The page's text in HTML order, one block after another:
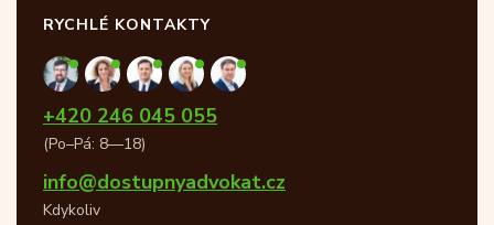
RYCHLÉ KONTAKTY
+420 246 045 055
(Po–Pá: 8—18)
info@dostupnyadvokat.cz
Kdykoliv